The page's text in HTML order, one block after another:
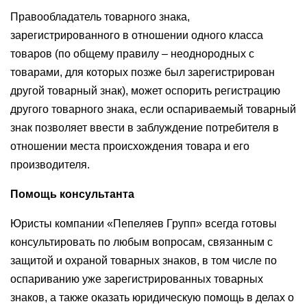
Правообладатель товарного знака,
зарегистрированного в отношении одного класса
товаров (по общему правилу – неоднородных с
товарами, для которых позже был зарегистрирован
другой товарный знак), может оспорить регистрацию
другого товарного знака, если оспариваемый товарный
знак позволяет ввести в заблуждение потребителя в
отношении места происхождения товара и его
производителя.
Помощь консультанта
Юристы компании «Пепеляев Групп» всегда готовы
консультировать по любым вопросам, связанным с
защитой и охраной товарных знаков, в том числе по
оспариванию уже зарегистрированных товарных
знаков, а также оказать юридическую помощь в делах о